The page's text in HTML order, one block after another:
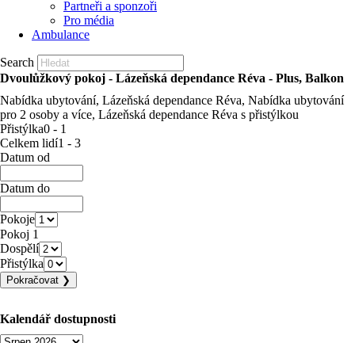
Partneři a sponzoři
Pro média
Ambulance
Search
Dvoulůžkový pokoj - Lázeňská dependance Réva - Plus, Balkon
Nabídka ubytování, Lázeňská dependance Réva, Nabídka ubytování
pro 2 osoby a více, Lázeňská dependance Réva s přistýlkou
Kalendář dostupnosti
Přistýlka0 - 1
Celkem lidí1 - 3
Datum od
Datum do
Pokoje
Pokoj 1
Dospělí
Přistýlka